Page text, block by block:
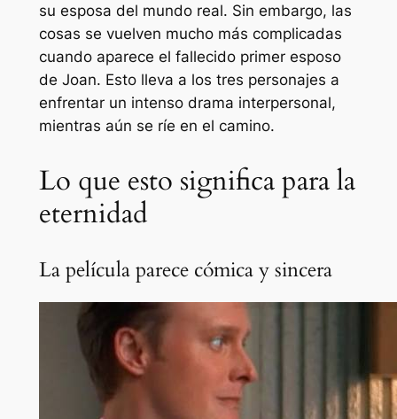
su esposa del mundo real. Sin embargo, las
cosas se vuelven mucho más complicadas
cuando aparece el fallecido primer esposo
de Joan. Esto lleva a los tres personajes a
enfrentar un intenso drama interpersonal,
mientras aún se ríe en el camino.
Lo que esto significa para la
eternidad
La película parece cómica y sincera